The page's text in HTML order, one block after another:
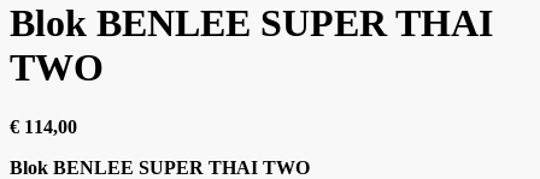
Blok BENLEE SUPER THAI
TWO
€ 114,00
Blok BENLEE SUPER THAI TWO